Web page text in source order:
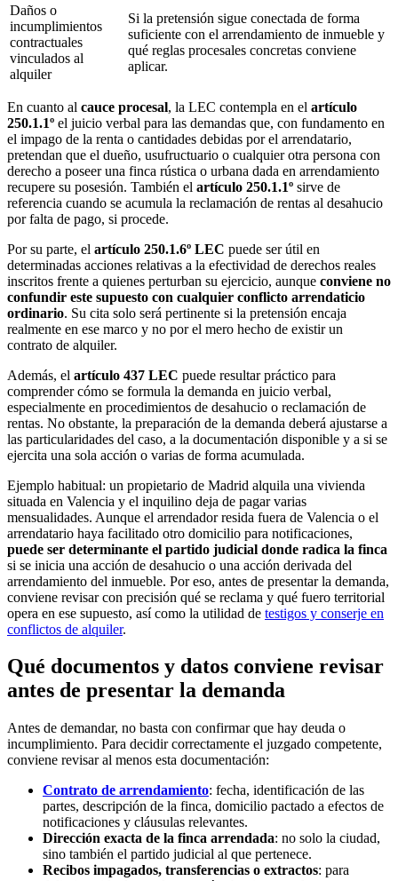
Daños o
incumplimientos
contractuales
vinculados al
alquiler
Si la pretensión sigue conectada de forma
suficiente con el arrendamiento de inmueble y
qué reglas procesales concretas conviene
aplicar.
En cuanto al cauce procesal, la LEC contempla en el artículo
250.1.1º el juicio verbal para las demandas que, con fundamento en
el impago de la renta o cantidades debidas por el arrendatario,
pretendan que el dueño, usufructuario o cualquier otra persona con
derecho a poseer una finca rústica o urbana dada en arrendamiento
recupere su posesión. También el artículo 250.1.1º sirve de
referencia cuando se acumula la reclamación de rentas al desahucio
por falta de pago, si procede.
Por su parte, el artículo 250.1.6º LEC puede ser útil en
determinadas acciones relativas a la efectividad de derechos reales
inscritos frente a quienes perturban su ejercicio, aunque conviene no
confundir este supuesto con cualquier conflicto arrendaticio
ordinario. Su cita solo será pertinente si la pretensión encaja
realmente en ese marco y no por el mero hecho de existir un
contrato de alquiler.
Además, el artículo 437 LEC puede resultar práctico para
comprender cómo se formula la demanda en juicio verbal,
especialmente en procedimientos de desahucio o reclamación de
rentas. No obstante, la preparación de la demanda deberá ajustarse a
las particularidades del caso, a la documentación disponible y a si se
ejercita una sola acción o varias de forma acumulada.
Ejemplo habitual: un propietario de Madrid alquila una vivienda
situada en Valencia y el inquilino deja de pagar varias
mensualidades. Aunque el arrendador resida fuera de Valencia o el
arrendatario haya facilitado otro domicilio para notificaciones,
puede ser determinante el partido judicial donde radica la finca
si se inicia una acción de desahucio o una acción derivada del
arrendamiento del inmueble. Por eso, antes de presentar la demanda,
conviene revisar con precisión qué se reclama y qué fuero territorial
opera en ese supuesto, así como la utilidad de testigos y conserje en
conflictos de alquiler.
Qué documentos y datos conviene revisar
antes de presentar la demanda
Antes de demandar, no basta con confirmar que hay deuda o
incumplimiento. Para decidir correctamente el juzgado competente,
conviene revisar al menos esta documentación:
Contrato de arrendamiento: fecha, identificación de las
partes, descripción de la finca, domicilio pactado a efectos de
notificaciones y cláusulas relevantes.
Dirección exacta de la finca arrendada: no solo la ciudad,
sino también el partido judicial al que pertenece.
Recibos impagados, transferencias o extractos: para